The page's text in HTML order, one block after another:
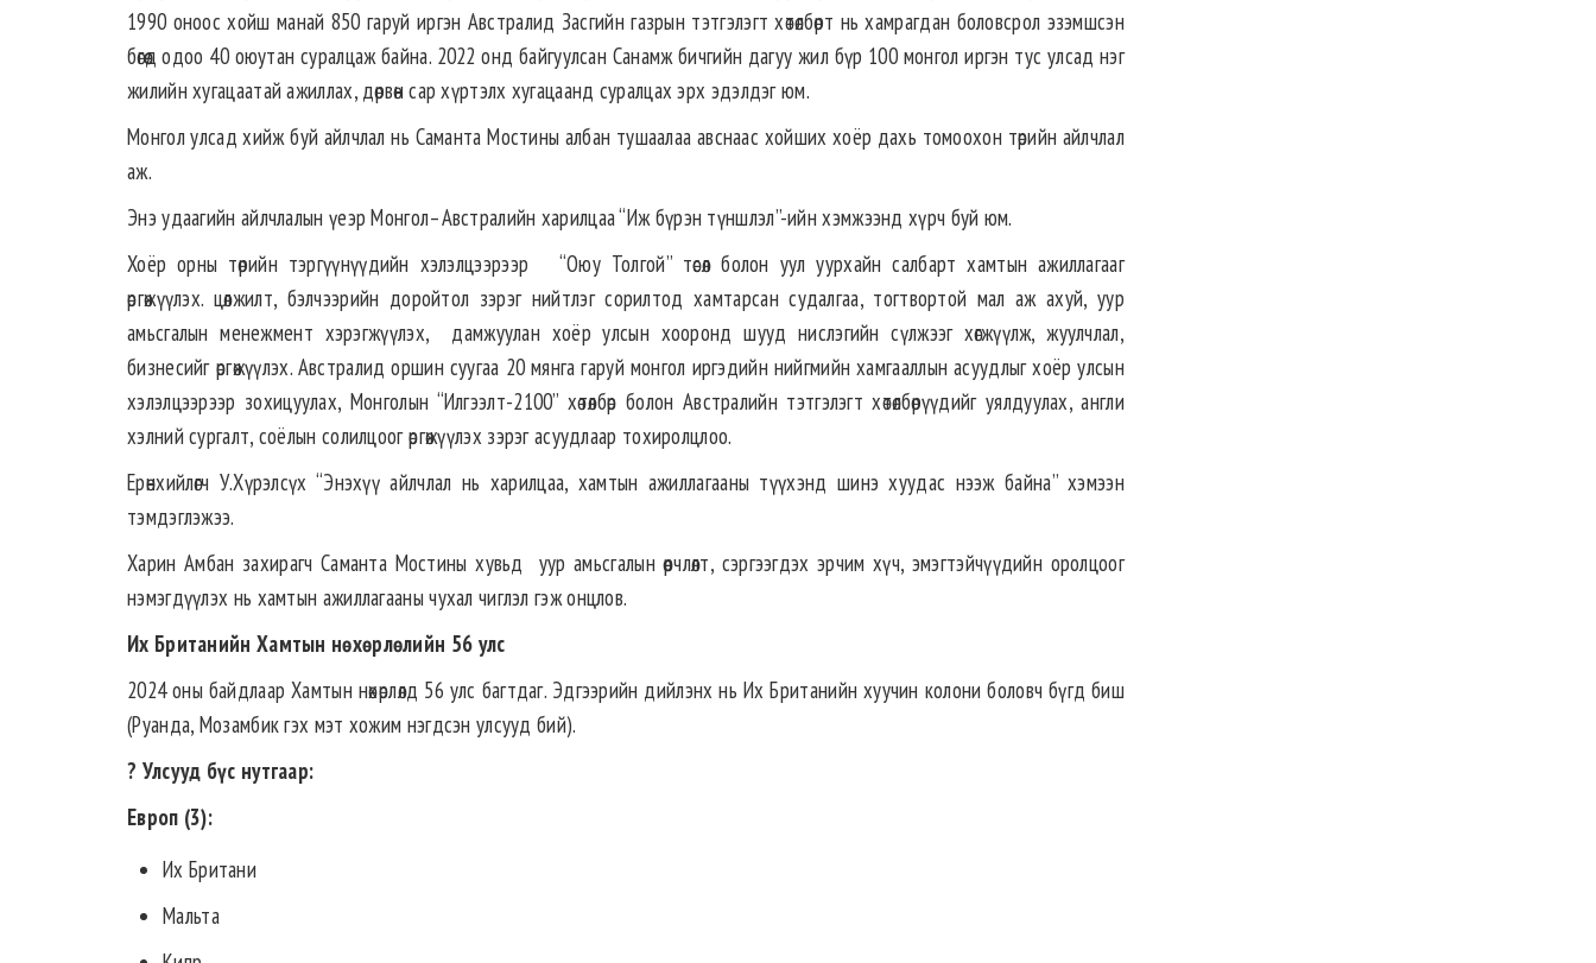
1990 оноос хойш манай 850 гаруй иргэн Австралид Засгийн газрын тэтгэлэгт хөтөлбөрт нь хамрагдан боловсрол эзэмшсэн
бөгөөд одоо 40 оюутан суралцаж байна. 2022 онд байгуулсан Санамж бичгийн дагуу жил бүр 100 монгол иргэн тус улсад нэг
жилийн хугацаатай ажиллах, дөрвөн сар хүртэлх хугацаанд суралцах эрх эдэлдэг юм.
Монгол улсад хийж буй айлчлал нь Саманта Мостины албан тушаалаа авснаас хойших хоёр дахь томоохон төрийн айлчлал
аж.
Энэ удаагийн айлчлалын үеэр Монгол–Австралийн харилцаа “Иж бүрэн түншлэл”-ийн хэмжээнд хүрч буй юм.
Хоёр орны төрийн тэргүүнүүдийн хэлэлцээрээр “Оюу Толгой” төсөл болон уул уурхайн салбарт хамтын ажиллагааг
өргөжүүлэх. цөлжилт, бэлчээрийн доройтол зэрэг нийтлэг сорилтод хамтарсан судалгаа, тогтвортой мал аж ахуй, уур
амьсгалын менежмент хэрэгжүүлэх, дамжуулан хоёр улсын хооронд шууд нислэгийн сүлжээг хөгжүүлж, жуулчлал,
бизнесийг өргөжүүлэх. Австралид оршин суугаа 20 мянга гаруй монгол иргэдийн нийгмийн хамгааллын асуудлыг хоёр улсын
хэлэлцээрээр зохицуулах, Монголын “Илгээлт-2100” хөтөлбөр болон Австралийн тэтгэлэгт хөтөлбөрүүдийг уялдуулах, англи
хэлний сургалт, соёлын солилцоог өргөжүүлэх зэрэг асуудлаар тохиролцлоо.
Ерөнхийлөгч У.Хүрэлсүх “Энэхүү айлчлал нь харилцаа, хамтын ажиллагааны түүхэнд шинэ хуудас нээж байна” хэмээн
тэмдэглэжээ.
Харин Амбан захирагч Саманта Мостины хувьд уур амьсгалын өөрчлөлт, сэргээгдэх эрчим хүч, эмэгтэйчүүдийн оролцоог
нэмэгдүүлэх нь хамтын ажиллагааны чухал чиглэл гэж онцлов.
Их Британийн Хамтын нөхөрлөлийн 56 улс
2024 оны байдлаар Хамтын нөхөрлөлд 56 улс багтдаг. Эдгээрийн дийлэнх нь Их Британийн хуучин колони боловч бүгд биш
(Руанда, Мозамбик гэх мэт хожим нэгдсэн улсууд бий).
? Улсууд бүс нутгаар:
Европ (3):
Их Британи
Мальта